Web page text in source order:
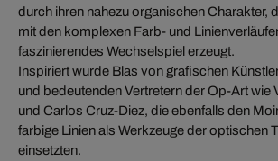
durch ihren nahezu organischen Charakter,
mit den komplexen Farb- und
faszinierendes Wechselspiel erzeugt.
Inspiriert wurde Blas von grafischen
und bedeutenden Vertretern der Op-Art wie
und Carlos Cruz-Diez, die ebenfalls den
farbige Linien als Werkzeuge der optischen
einsetzten.